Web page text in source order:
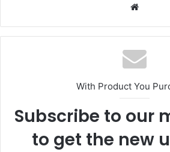
With Product You
Subscribe to our
to get the new